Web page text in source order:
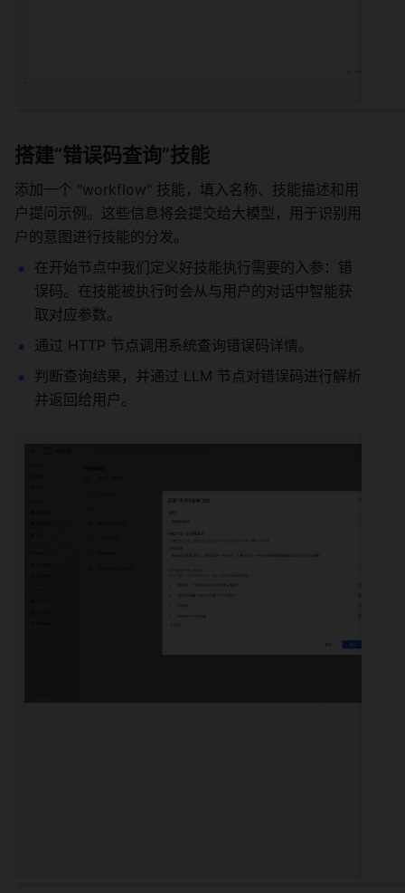
搭建“错误码查询”技能
添加一个 "workflow" 技能，填入名称、技能描述和用
户提问示例。这些信息将会提交给大模型，用于识别用
户的意图进行技能的分发。
在开始节点中我们定义好技能执行需要的入参：错
误码。在技能被执行时会从与用户的对话中智能获
取对应参数。
通过 HTTP 节点调用系统查询错误码详情。
判断查询结果，并通过 LLM 节点对错误码进行解析
并返回给用户。